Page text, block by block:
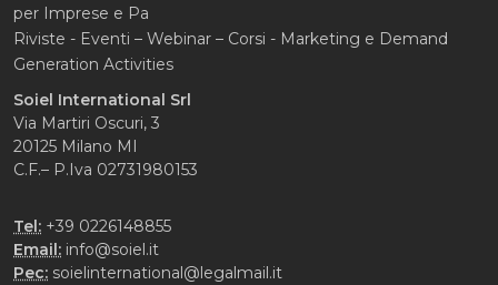
per Imprese e Pa
Riviste - Eventi – Webinar – Corsi - Marketing e Demand
Generation Activities
Soiel International Srl
Via Martiri Oscuri, 3
20125 Milano MI
C.F.– P.Iva 02731980153
Tel: +39 0226148855
Email: info@soiel.it
Pec: soielinternational@legalmail.it